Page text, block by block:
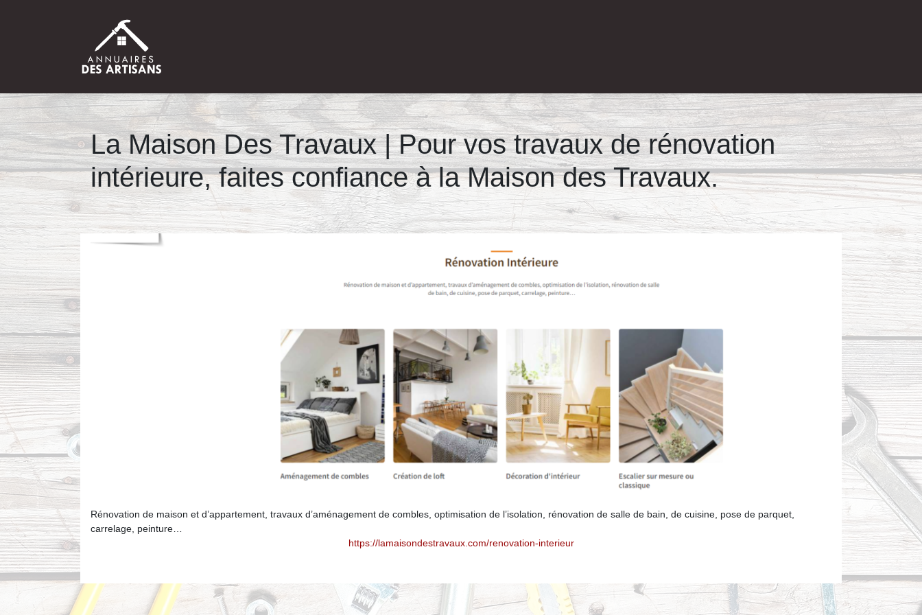
La Maison Des Travaux | Pour vos travaux de rénovation
intérieure, faites confiance à la Maison des Travaux.
Rénovation de maison et d’appartement, travaux d’aménagement de combles, optimisation de l’isolation, rénovation de salle de bain, de cuisine, pose de parquet,
carrelage, peinture…
https://lamaisondestravaux.com/renovation-interieur